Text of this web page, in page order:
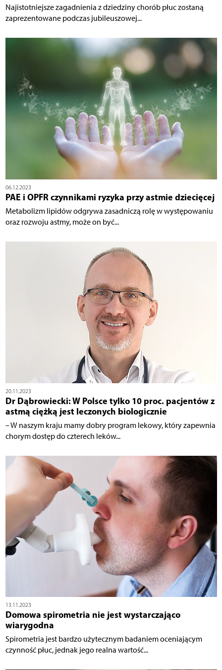
Najistotniejsze zagadnienia z dziedziny chorób płuc zostaną
zaprezentowane podczas jubileuszowej...
06.12.2023
PAE i OPFR czynnikami ryzyka przy astmie dziecięcej
Metabolizm lipidów odgrywa zasadniczą rolę w występowaniu
oraz rozwoju astmy, może on być...
20.11.2023
Dr Dąbrowiecki: W Polsce tylko 10 proc. pacjentów z
astmą ciężką jest leczonych biologicznie
– W naszym kraju mamy dobry program lekowy, który zapewnia
chorym dostęp do czterech leków...
13.11.2023
Domowa spirometria nie jest wystarczająco
wiarygodna
Spirometria jest bardzo użytecznym badaniem oceniającym
czynność płuc, jednak jego realna wartość...